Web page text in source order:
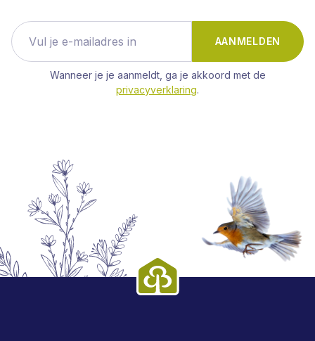
AANMELDEN
Wanneer je je aanmeldt, ga je akkoord met de
privacyverklaring.